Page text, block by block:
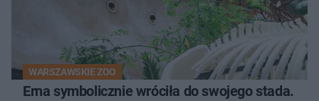
WARSZAWSKIE ZOO
Erna symbolicznie wróciła do swojego stada.